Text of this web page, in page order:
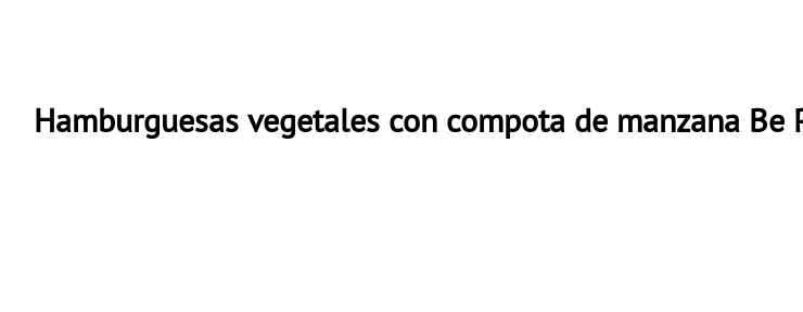
Hamburguesas vegetales con compota de manzana Be